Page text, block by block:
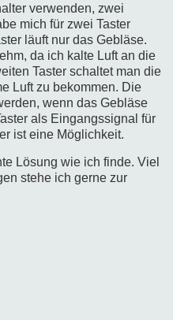
verwenden, zwei
mich für zwei Taster
läuft nur das Gebläse.
da ich kalte Luft an die
Taster schaltet man die
Luft zu bekommen. Die
wenn das Gebläse
als Eingangssignal für
ist eine Möglichkeit.
Lösung wie ich finde. Viel
stehe ich gerne zur